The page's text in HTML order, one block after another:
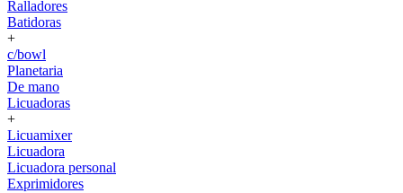
Ralladores
Batidoras
+
c/bowl
Planetaria
De mano
Licuadoras
+
Licuamixer
Licuadora
Licuadora personal
Exprimidores